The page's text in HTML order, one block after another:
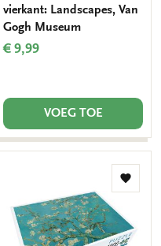
vierkant: Landscapes, Van
Gogh Museum
€ 9,99
VOEG TOE